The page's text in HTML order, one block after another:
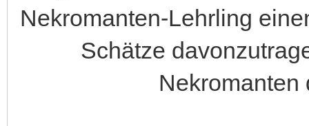
Nekromanten-Lehrling
Schätze
Nekromanten